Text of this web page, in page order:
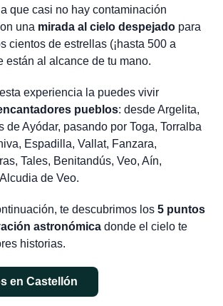
que casi no hay contaminación
una mirada al cielo despejadopara
cientos de estrellas (¡hasta 500 a
están al alcance de tu mano.
experiencia la puedes vivir
pueblos: desde Argelita,
de Ayódar, pasando por Toga, Torralba
Espadilla, Vallat, Fanzara,
Tales, Benitandús, Veo, Aín,
de Veo.
te descubrimos los5 puntos
astronómicadonde el cielo te
historias.
en Castellón